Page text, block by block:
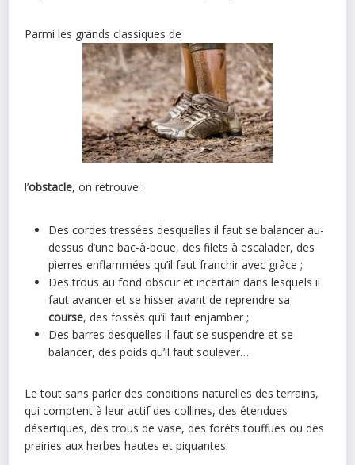
Parmi les grands classiques de
l’obstacle, on retrouve :
Des cordes tressées desquelles il faut se balancer au-
dessus d’une bac-à-boue, des filets à escalader, des
pierres enflammées qu’il faut franchir avec grâce ;
Des trous au fond obscur et incertain dans lesquels il
faut avancer et se hisser avant de reprendre sa
course, des fossés qu’il faut enjamber ;
Des barres desquelles il faut se suspendre et se
balancer, des poids qu’il faut soulever…
Le tout sans parler des conditions naturelles des terrains,
qui comptent à leur actif des collines, des étendues
désertiques, des trous de vase, des forêts touffues ou des
prairies aux herbes hautes et piquantes.